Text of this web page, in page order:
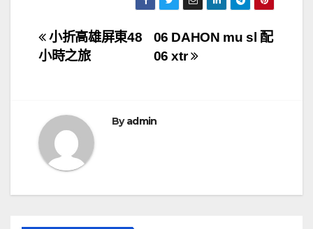
文
章
覽
06 DAHON mu sl 配
06 xtr
小折高雄屏東48
小時之旅
Byadmin